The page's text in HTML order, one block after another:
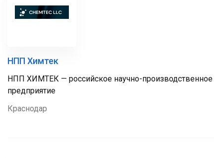
НПП Химтек
НПП ХИМТЕК — российское научно-производственное
предприятие
Краснодар